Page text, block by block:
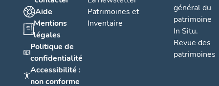
Aide
Mentions
légales
Politique de
confidentialité
Accessibilité :
non conforme
Patrimoines et
Inventaire
général du
patrimoine
In Situ.
Revue des
patrimoines